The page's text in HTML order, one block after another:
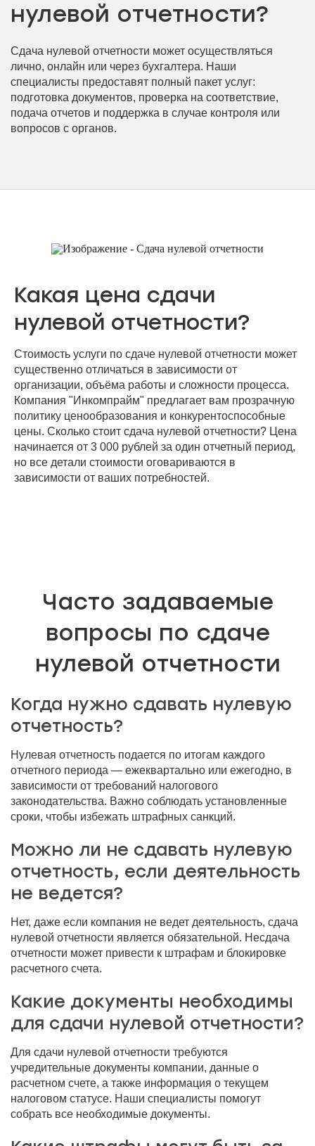
нулевой отчетности?
Сдача нулевой отчетности может осуществляться
лично, онлайн или через бухгалтера. Наши
специалисты предоставят полный пакет услуг:
подготовка документов, проверка на соответствие,
подача отчетов и поддержка в случае контроля или
вопросов с органов.
Какая цена сдачи
нулевой отчетности?
Стоимость услуги по сдаче нулевой отчетности может
существенно отличаться в зависимости от
организации, объёма работы и сложности процесса.
Компания "Инкомпрайм" предлагает вам прозрачную
политику ценообразования и конкурентоспособные
цены. Сколько стоит сдача нулевой отчетности? Цена
начинается от 3 000 рублей за один отчетный период,
но все детали стоимости оговариваются в
зависимости от ваших потребностей.
Часто задаваемые
вопросы по сдаче
нулевой отчетности
Когда нужно сдавать нулевую
отчетность?
Нулевая отчетность подается по итогам каждого
отчетного периода — ежеквартально или ежегодно, в
зависимости от требований налогового
законодательства. Важно соблюдать установленные
сроки, чтобы избежать штрафных санкций.
Можно ли не сдавать нулевую
отчетность, если деятельность
не ведется?
Нет, даже если компания не ведет деятельность, сдача
нулевой отчетности является обязательной. Несдача
отчетности может привести к штрафам и блокировке
расчетного счета.
Какие документы необходимы
для сдачи нулевой отчетности?
Для сдачи нулевой отчетности требуются
учредительные документы компании, данные о
расчетном счете, а также информация о текущем
налоговом статусе. Наши специалисты помогут
собрать все необходимые документы.